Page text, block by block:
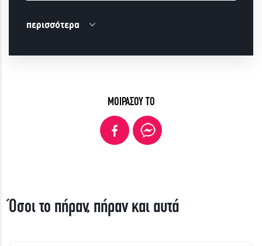
περισσότερα
ΜΟΙΡΑΣΟΥ ΤΟ
Όσοι το πήραν, πήραν και αυτά